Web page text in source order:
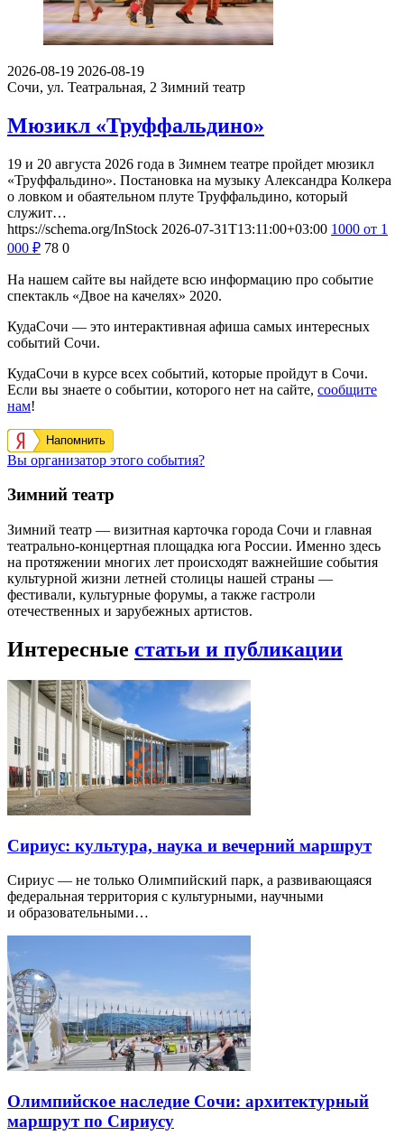
2026-08-19 2026-08-19
Сочи, ул. Театральная, 2 Зимний театр
Мюзикл «Труффальдино»
19 и 20 августа 2026 года в Зимнем театре пройдет мюзикл
«Труффальдино». Постановка на музыку Александра Колкера
о ловком и обаятельном плуте Труффальдино, который
служит…
https://schema.org/InStock 2026-07-31T13:11:00+03:00 1000 от 1
000 ₽ 78 0
На нашем сайте вы найдете всю информацию про событие
спектакль «Двое на качелях» 2020.
КудаСочи — это интерактивная афиша самых интересных
событий Сочи.
КудаСочи в курсе всех событий, которые пройдут в Сочи.
Если вы знаете о событии, которого нет на сайте, сообщите
нам!
Напомнить
Вы организатор этого события?
Зимний театр
Зимний театр — визитная карточка города Сочи и главная
театрально-концертная площадка юга России. Именно здесь
на протяжении многих лет происходят важнейшие события
культурной жизни летней столицы нашей страны —
фестивали, культурные форумы, а также гастроли
отечественных и зарубежных артистов.
Интересные статьи и публикации
Сириус: культура, наука и вечерний маршрут
Сириус — не только Олимпийский парк, а развивающаяся
федеральная территория с культурными, научными
и образовательными…
Олимпийское наследие Сочи: архитектурный
маршрут по Сириусу